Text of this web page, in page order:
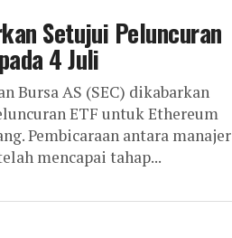
Setujui Peluncuran
4 Juli
Bursa AS (SEC) dikabarkan
ETF untuk Ethereum
Pembicaraan antara manajer
mencapai tahap...